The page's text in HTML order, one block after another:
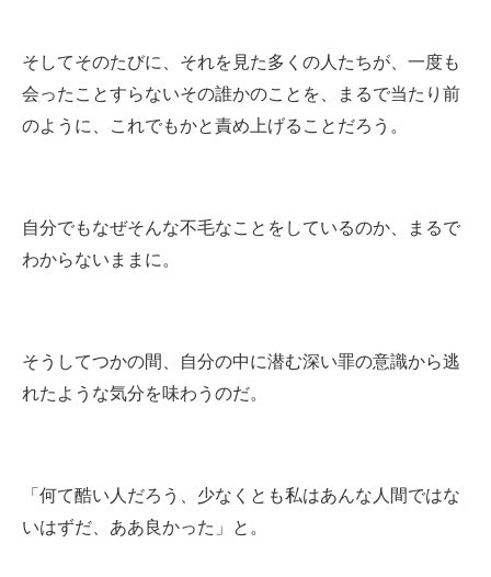
そしてそのたびに、それを見た多くの人たちが、一度も
会ったことすらないその誰かのことを、まるで当たり前
のように、これでもかと責め上げることだろう。
自分でもなぜそんな不毛なことをしているのか、まるで
わからないままに。
そうしてつかの間、自分の中に潜む深い罪の意識から逃
れたような気分を味わうのだ。
「何て酷い人だろう、少なくとも私はあんな人間ではな
いはずだ、ああ良かった」と。